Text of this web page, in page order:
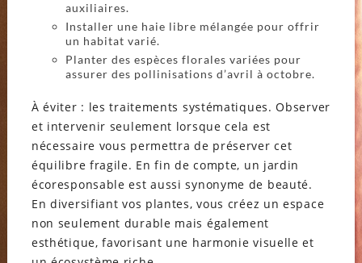
auxiliaires.
Installer une haie libre mélangée pour offrir
un habitat varié.
Planter des espèces florales variées pour
assurer des pollinisations d’avril à octobre.
À éviter : les traitements systématiques. Observer
et intervenir seulement lorsque cela est
nécessaire vous permettra de préserver cet
équilibre fragile. En fin de compte, un jardin
écoresponsable est aussi synonyme de beauté.
En diversifiant vos plantes, vous créez un espace
non seulement durable mais également
esthétique, favorisant une harmonie visuelle et